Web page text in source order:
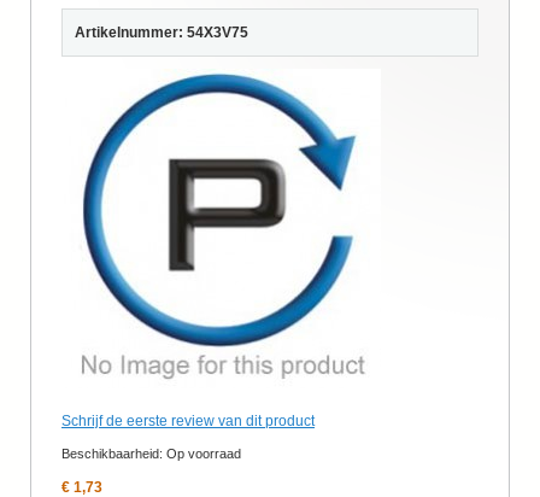
Artikelnummer: 54X3V75
Schrijf de eerste review van dit product
Beschikbaarheid: Op voorraad
€ 1,73